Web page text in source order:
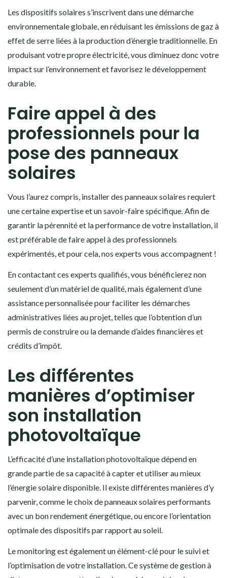
Les dispositifs solaires s’inscrivent dans une démarche
environnementale globale, en réduisant les émissions de gaz à
effet de serre liées à la production d’énergie traditionnelle. En
produisant votre propre électricité, vous diminuez donc votre
impact sur l’environnement et favorisez le développement
durable.
Faire appel à des
professionnels pour la
pose des panneaux
solaires
Vous l’aurez compris, installer des panneaux solaires requiert
une certaine expertise et un savoir-faire spécifique. Afin de
garantir la pérennité et la performance de votre installation, il
est préférable de faire appel à des professionnels
expérimentés, et pour cela,nos experts vous accompagnent !
En contactant ces experts qualifiés, vous bénéficierez non
seulement d’un matériel de qualité, mais également d’une
assistance personnalisée pour faciliter les démarches
administratives liées au projet, telles que l’obtention d’un
permis de construire ou la demande d’aides financières et
crédits d’impôt.
Les différentes
manières d’optimiser
son installation
photovoltaïque
L’efficacité d’une installation photovoltaïque dépend en
grande partie de sa capacité à capter et utiliser au mieux
l’énergie solaire disponible. Il existe différentes manières d’y
parvenir, comme le choix de panneaux solaires performants
avec un bon rendement énergétique, ou encore l’orientation
optimale des dispositifs par rapport au soleil.
Le monitoring est également un élément-clé pour le suivi et
l’optimisation de votre installation. Ce système de gestion à